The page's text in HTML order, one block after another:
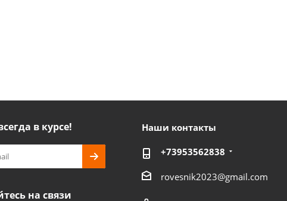
в курсе!
на связи
Наши контакты
+73953562838
rovesnik2023@gmail.com